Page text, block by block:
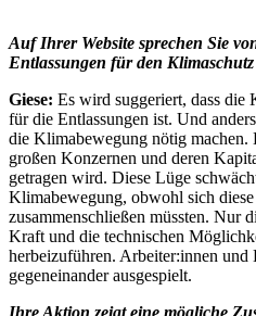
Auf Ihrer Website sprechen Sie
Entlassungen für den
Giese: Es wird suggeriert, dass
für die Entlassungen ist. Und
die Klimabewegung nötig machen.
großen Konzernen und deren
getragen wird. Diese Lüge
Klimabewegung, obwohl sich
zusammenschließen müssten. Nur
Kraft und die technischen
herbeizuführen. Arbeiter:innen
gegeneinander ausgespielt.
Ihre Aktion zeigt eine mögliche